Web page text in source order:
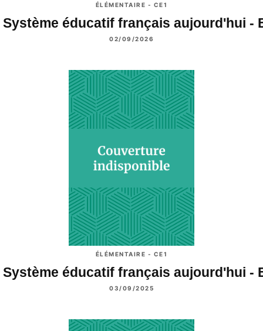
ÉLÉMENTAIRE - CE1
Système éducatif français aujourd'hui -
02/09/2026
ÉLÉMENTAIRE - CE1
Système éducatif français aujourd'hui -
03/09/2025